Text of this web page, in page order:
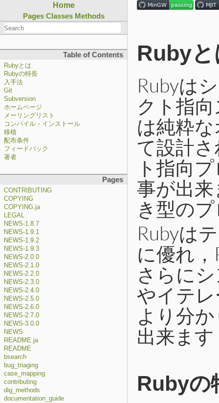
Home
Pages Classes Methods
Table of Contents
Rubyとは
Rubyの特長
入手法
Git
Subversion
ホームページ
メーリングリスト
コンパイル・インストール
移植
配布条件
フィードバック
著者
Pages
CONTRIBUTING
COPYING
COPYING.ja
LEGAL
NEWS-1.8.7
NEWS-1.9.1
NEWS-1.9.2
NEWS-1.9.3
NEWS-2.0.0
NEWS-2.1.0
NEWS-2.2.0
NEWS-2.3.0
NEWS-2.4.0
NEWS-2.5.0
NEWS-2.6.0
NEWS-2.7.0
NEWS-3.0.0
NEWS
README.ja
README
bsearch
bug_triaging
case_mapping
contributing
dig_methods
documentation_guide
Rubyと
Rubyは
クト指
は純粋
て設計
ト指向
事が出
き型の
Rubyは
に優れ
さらに
やイテ
より分
出来ます
Rubyの